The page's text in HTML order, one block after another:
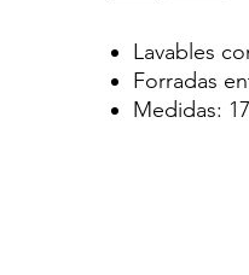
Lavables
Forradas
Medidas: